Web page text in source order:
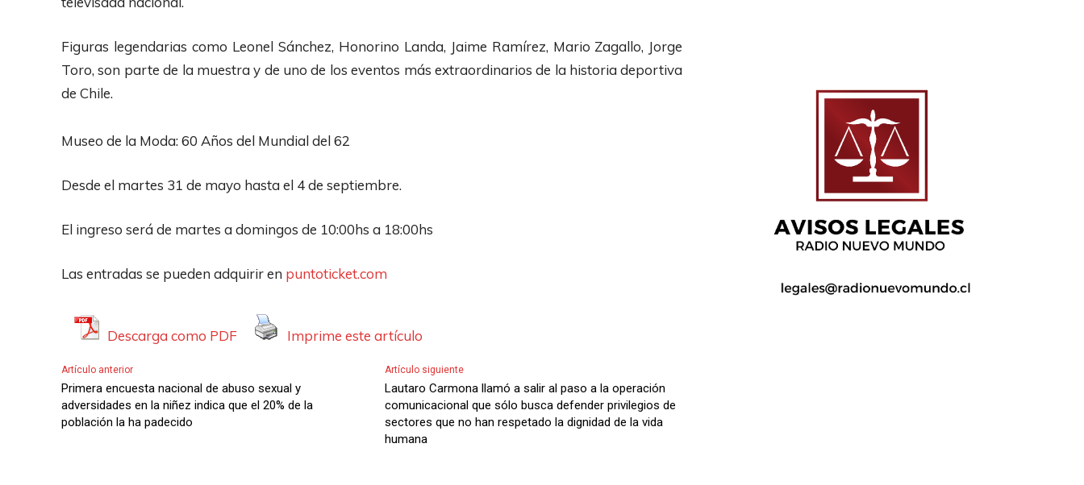
o
r
d
A
d
o
s
t
s
A
Figuras legendarias como Leonel Sánchez, Honorino Landa, Jaime Ramírez, Mario Zagallo, Jorge
Toro, son parte de la muestra y de uno de los eventos más extraordinarios de la historia deportiva
de Chile.
Museo de la Moda: 60 Años del Mundial del 62
Desde el martes 31 de mayo hasta el 4 de septiembre.
El ingreso será de martes a domingos de 10:00hs a 18:00hs
Las entradas se pueden adquirir en puntoticket.com
Descarga como PDF Imprime este artículo
Artículo anterior
Primera encuesta nacional de abuso sexual y
adversidades en la niñez indica que el 20% de la
población la ha padecido
Artículo siguiente
Lautaro Carmona llamó a salir al paso a la operación
comunicacional que sólo busca defender privilegios de
sectores que no han respetado la dignidad de la vida
humana